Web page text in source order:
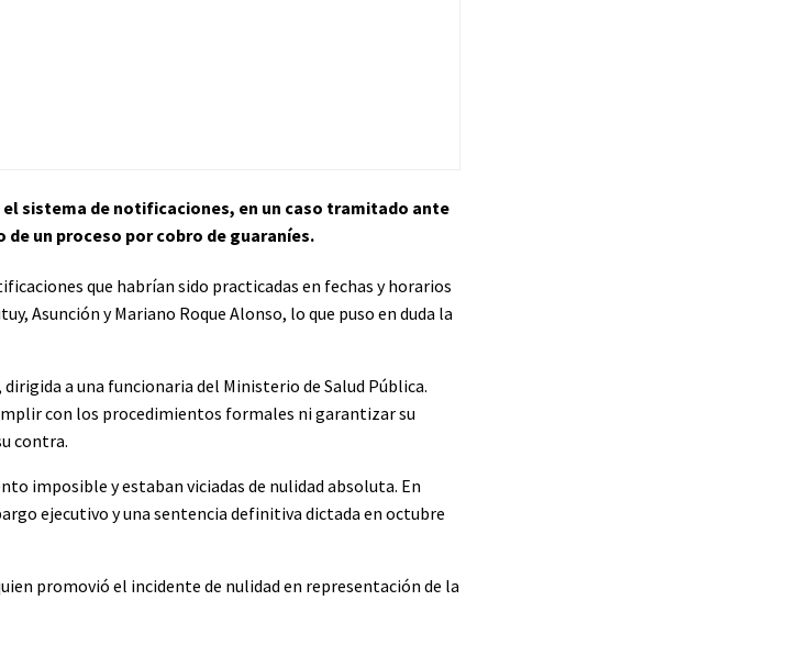
sistema de notificaciones, en un caso tramitado ante
de un proceso por cobro de guaraníes.
que habrían sido practicadas en fechas y horarios
Asunción y Mariano Roque Alonso, lo que puso en duda la
a una funcionaria del Ministerio de Salud Pública.
con los procedimientos formales ni garantizar su
contra.
imposible y estaban viciadas de nulidad absoluta. En
ejecutivo y una sentencia definitiva dictada en octubre
promovió el incidente de nulidad en representación de la